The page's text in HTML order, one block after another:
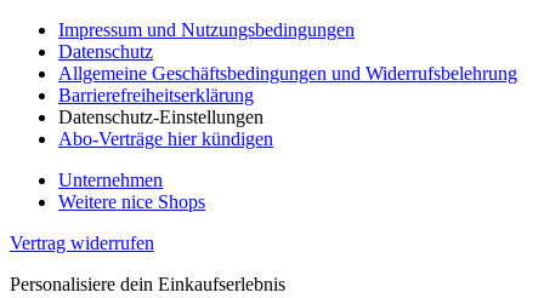
Impressum und Nutzungsbedingungen
Datenschutz
Allgemeine Geschäftsbedingungen und Widerrufsbelehrung
Barrierefreiheitserklärung
Datenschutz-Einstellungen
Abo-Verträge hier kündigen
Unternehmen
Weitere nice Shops
Vertrag widerrufen
Personalisiere dein Einkaufserlebnis